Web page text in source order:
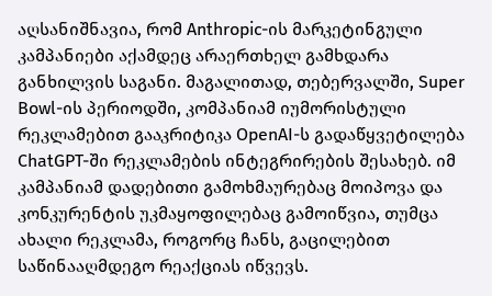
აღსანიშნავია, რომ Anthropic-ის მარკეტინგული
კამპანიები აქამდეც არაერთხელ გამხდარა
განხილვის საგანი. მაგალითად, თებერვალში, Super
Bowl-ის პერიოდში, კომპანიამ იუმორისტული
რეკლამებით გააკრიტიკა OpenAI-ს გადაწყვეტილება
ChatGPT-ში რეკლამების ინტეგრირების შესახებ. იმ
კამპანიამ დადებითი გამოხმაურებაც მოიპოვა და
კონკურენტის უკმაყოფილებაც გამოიწვია, თუმცა
ახალი რეკლამა, როგორც ჩანს, გაცილებით
საწინააღმდეგო რეაქციას იწვევს.